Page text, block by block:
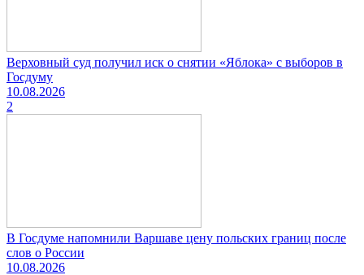
Верховный суд получил иск о снятии «Яблока» с выборов в
Госдуму
10.08.2026
2
В Госдуме напомнили Варшаве цену польских границ после
слов о России
10.08.2026